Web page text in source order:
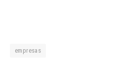
empresas